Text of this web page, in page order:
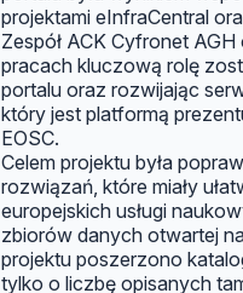
projektami eInfraCentral
Zespół ACK Cyfronet AGH
pracach kluczową rolę
portalu oraz rozwijając
który jest platformą
EOSC.
Celem projektu była
rozwiązań, które miały
europejskich usługi
zbiorów danych otwartej
projektu poszerzono
tylko o liczbę opisanych